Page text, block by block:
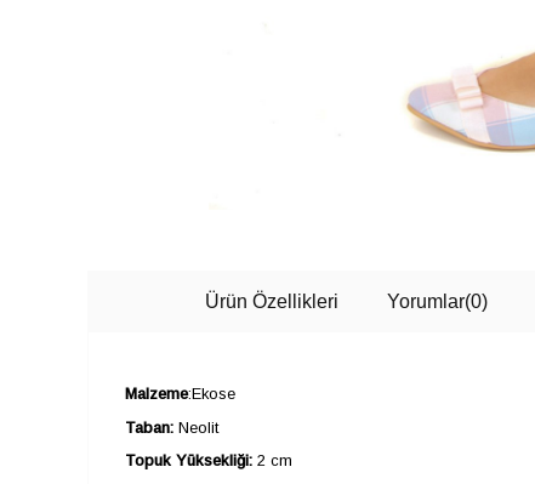
Ürün Özellikleri Yorumlar(0)
Malzeme:Ekose
Taban: Neolit
Topuk Yüksekliği: 2 cm